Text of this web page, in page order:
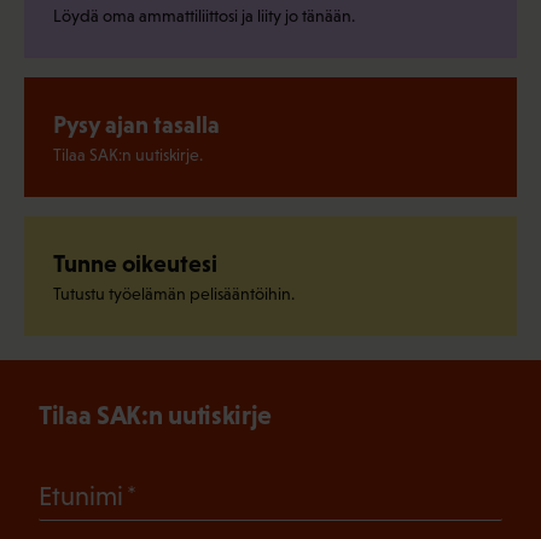
Löydä oma ammattiliittosi ja liity jo tänään.
Pysy ajan tasalla
Tilaa SAK:n uutiskirje.
Tunne oikeutesi
Tutustu työelämän pelisääntöihin.
Tilaa SAK:n uutiskirje
Etunimi